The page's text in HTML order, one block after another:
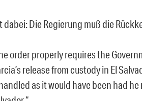
dabei: Die Regierung muß die
order properly requires the
release from custody in El
as it would have been had